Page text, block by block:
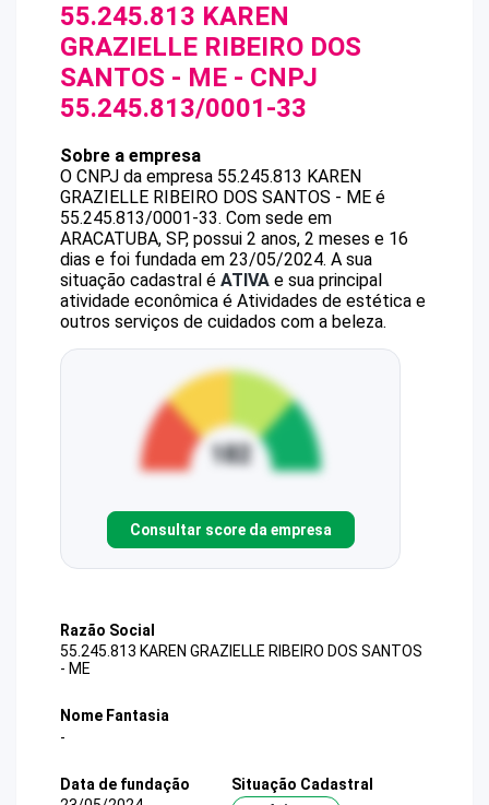
55.245.813 KAREN
GRAZIELLE RIBEIRO DOS
SANTOS - ME - CNPJ
55.245.813/0001-33
Sobre a empresa
O CNPJ da empresa 55.245.813 KAREN
GRAZIELLE RIBEIRO DOS SANTOS - ME é
55.245.813/0001-33. Com sede em
ARACATUBA, SP, possui 2 anos, 2 meses e 16
dias e foi fundada em 23/05/2024. A sua
situação cadastral é ATIVA e sua principal
atividade econômica é Atividades de estética e
outros serviços de cuidados com a beleza.
Consultar score da empresa
Razão Social
55.245.813 KAREN GRAZIELLE RIBEIRO DOS SANTOS
- ME
Nome Fantasia
-
Data de fundação
Situação Cadastral